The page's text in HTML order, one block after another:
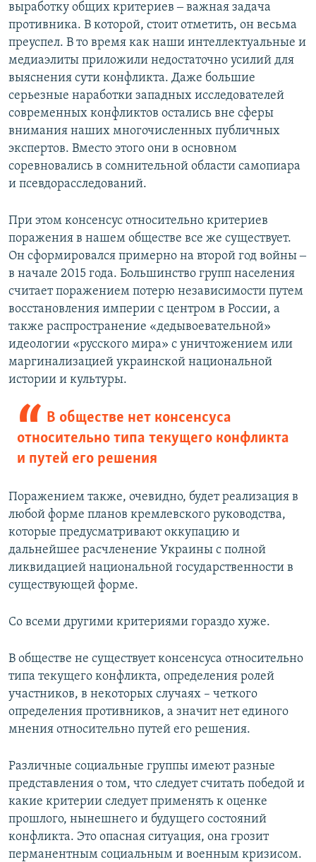
выработку общих критериев ‒ важная задача
противника. В которой, стоит отметить, он весьма
преуспел. В то время как наши интеллектуальные и
медиаэлиты приложили недостаточно усилий для
выяснения сути конфликта. Даже большие
серьезные наработки западных исследователей
современных конфликтов остались вне сферы
внимания наших многочисленных публичных
экспертов. Вместо этого они в основном
соревновались в сомнительной области самопиара
и псевдорасследований.
При этом консенсус относительно критериев
поражения в нашем обществе все же существует.
Он сформировался примерно на второй год войны ‒
в начале 2015 года. Большинство групп населения
считает поражением потерю независимости путем
восстановления империи с центром в России, а
также распространение «дедывоевательной»
идеологии «русского мира» с уничтожением или
маргинализацией украинской национальной
истории и культуры.
В обществе нет консенсуса
относительно типа текущего конфликта
и путей его решения
Поражением также, очевидно, будет реализация в
любой форме планов кремлевского руководства,
которые предусматривают оккупацию и
дальнейшее расчленение Украины с полной
ликвидацией национальной государственности в
существующей форме.
Со всеми другими критериями гораздо хуже.
В обществе не существует консенсуса относительно
типа текущего конфликта, определения ролей
участников, в некоторых случаях – четкого
определения противников, а значит нет единого
мнения относительно путей его решения.
Различные социальные группы имеют разные
представления о том, что следует считать победой и
какие критерии следует применять к оценке
прошлого, нынешнего и будущего состояний
конфликта. Это опасная ситуация, она грозит
перманентным социальным и военным кризисом.